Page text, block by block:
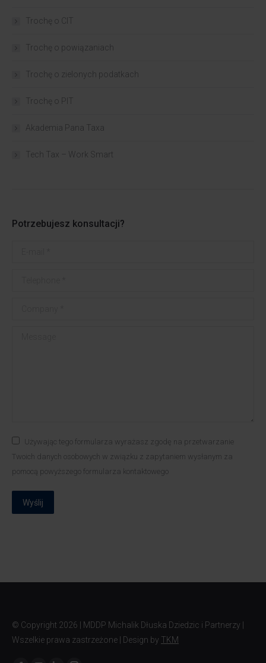
Trochę o CIT
Trochę o powiązaniach​
Trochę o zielonych podatkach
Trochę o PIT
Akademia Pana Taxa
Tech Tax – Work Smart
Potrzebujesz konsultacji?
Używając tego formularza wyrażasz zgodę na przetwarzanie
Twoich danych osobowych w związku z zapytaniem wysłanym za
pomocą powyższego formularza kontaktowego
Wyślij
© Copyright 2026 | MDDP Michalik Dłuska Dziedzic i Partnerzy |
Wszelkie prawa zastrzeżone | Design by TKM